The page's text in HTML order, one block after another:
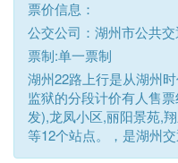
票价信息：
公交公司：湖州市公共
票制:单一票制
湖州22路上行是从湖州
监狱的分段计价有人售
发),龙凤小区,丽阳景苑,
等12个站点。，是湖州